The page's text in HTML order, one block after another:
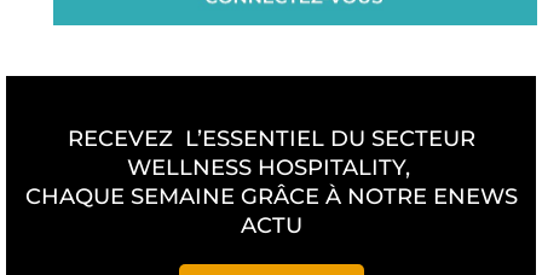
RECEVEZ L’ESSENTIEL DU SECTEUR
WELLNESS HOSPITALITY,
CHAQUE SEMAINE GRÂCE À NOTRE ENEWS
ACTU